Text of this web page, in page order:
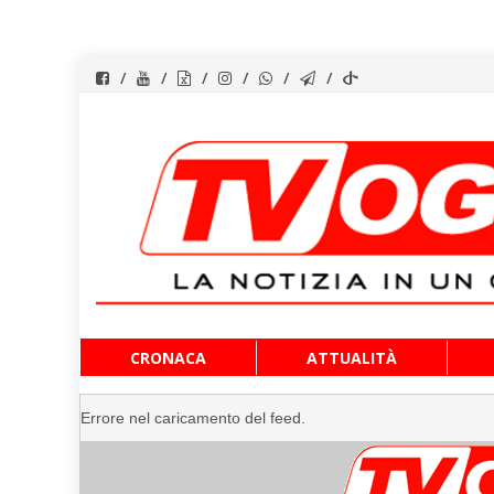
al
contenuto
CRONACA ATTUALITÀ
Errore nel caricamento del feed.